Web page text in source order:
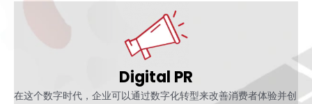
Digital PR
在这个数字时代，企业可以通过数字化转型来改善消费者体验并创